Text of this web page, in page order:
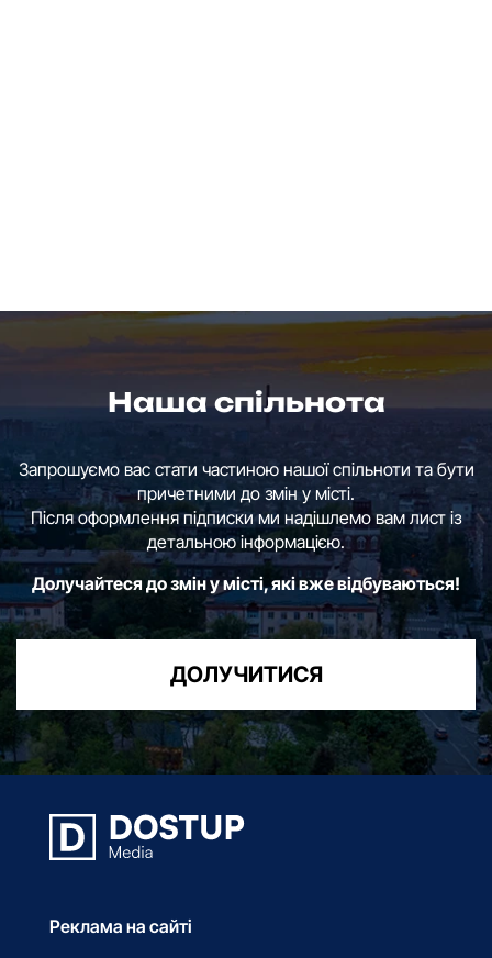
Наша спільнота
Запрошуємо вас стати частиною нашої спільноти та бути
причетними до змін у місті.
Після оформлення підписки ми надішлемо вам лист із
детальною інформацією.
Долучайтеся до змін у місті, які вже відбуваються!
ДОЛУЧИТИСЯ
Реклама на сайті